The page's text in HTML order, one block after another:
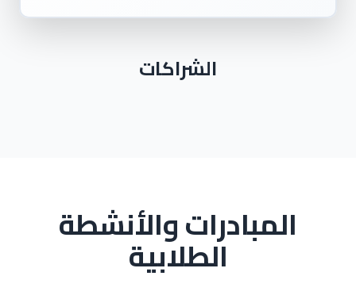
الشراكات
المبادرات والأنشطة
الطلابية